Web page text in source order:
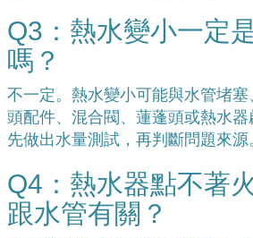
Q3：熱水變小一定
嗎？
不一定。熱水變小可能與水管堵
頭配件、混合閥、蓮蓬頭或熱水
先做出水量測試，再判斷問題來源
Q4：熱水器點不著
跟水管有關？